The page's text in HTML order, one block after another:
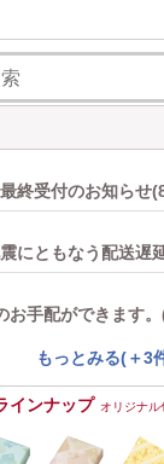
最終受付のお知ら
にともなう配送遅
お手配ができます
もっとみる(＋3
インナップ オリジナル